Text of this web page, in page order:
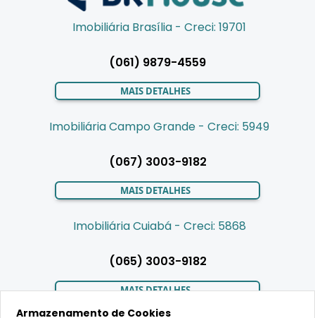
Imobiliária Brasília - Creci: 19701
(061) 9879-4559
MAIS DETALHES
Imobiliária Campo Grande - Creci: 5949
(067) 3003-9182
MAIS DETALHES
Imobiliária Cuiabá - Creci: 5868
(065) 3003-9182
MAIS DETALHES
Armazenamento de Cookies